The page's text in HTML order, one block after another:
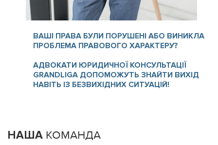
ВАШІ ПРАВА БУЛИ ПОРУШЕНІ АБО ВИНИКЛА
ПРОБЛЕМА ПРАВОВОГО ХАРАКТЕРУ?
АДВОКАТИ ЮРИДИЧНОЇ КОНСУЛЬТАЦІЇ
GRANDLIGA ДОПОМОЖУТЬ ЗНАЙТИ ВИХІД
НАВІТЬ ІЗ БЕЗВИХІДНИХ СИТУАЦІЙ!
НАША КОМАНДА